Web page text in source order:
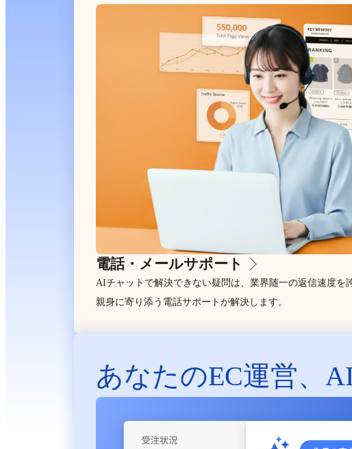
電話・メールサポート
AIチャットで解決できない疑問は、業界随一の返信速度を
親身に寄り添う電話サポートが解決します。
あなたのEC運営、